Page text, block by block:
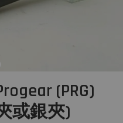
(PRG)
或銀夾)